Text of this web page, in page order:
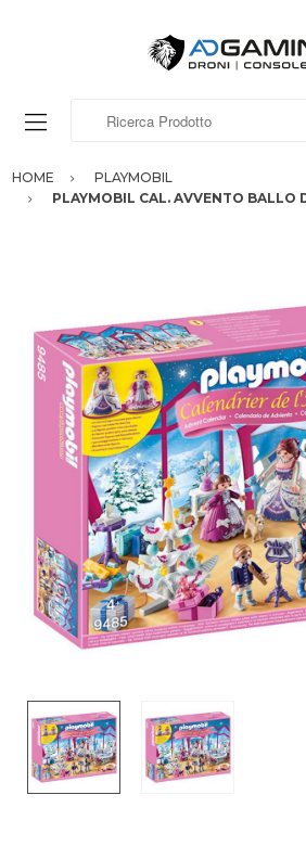
HOME
PLAYMOBIL
PLAYMOBIL CAL. AVVENTO BALLO